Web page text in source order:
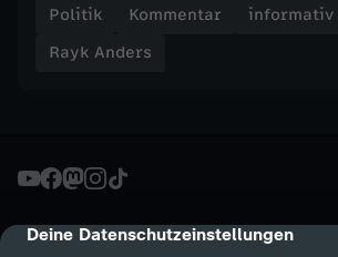
cmp-dialog-description
Deine Datenschutzeinstellungen
C
H
A
G
Politik Kommentar informativ
Rayk Anders